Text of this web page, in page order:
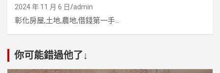
2024 年 11 月 6 日 admin
彰化房屋,土地,農地,借錢第一手...
你可能錯過他了↓